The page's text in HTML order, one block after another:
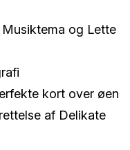
og Lette
kort over øen
af Delikate